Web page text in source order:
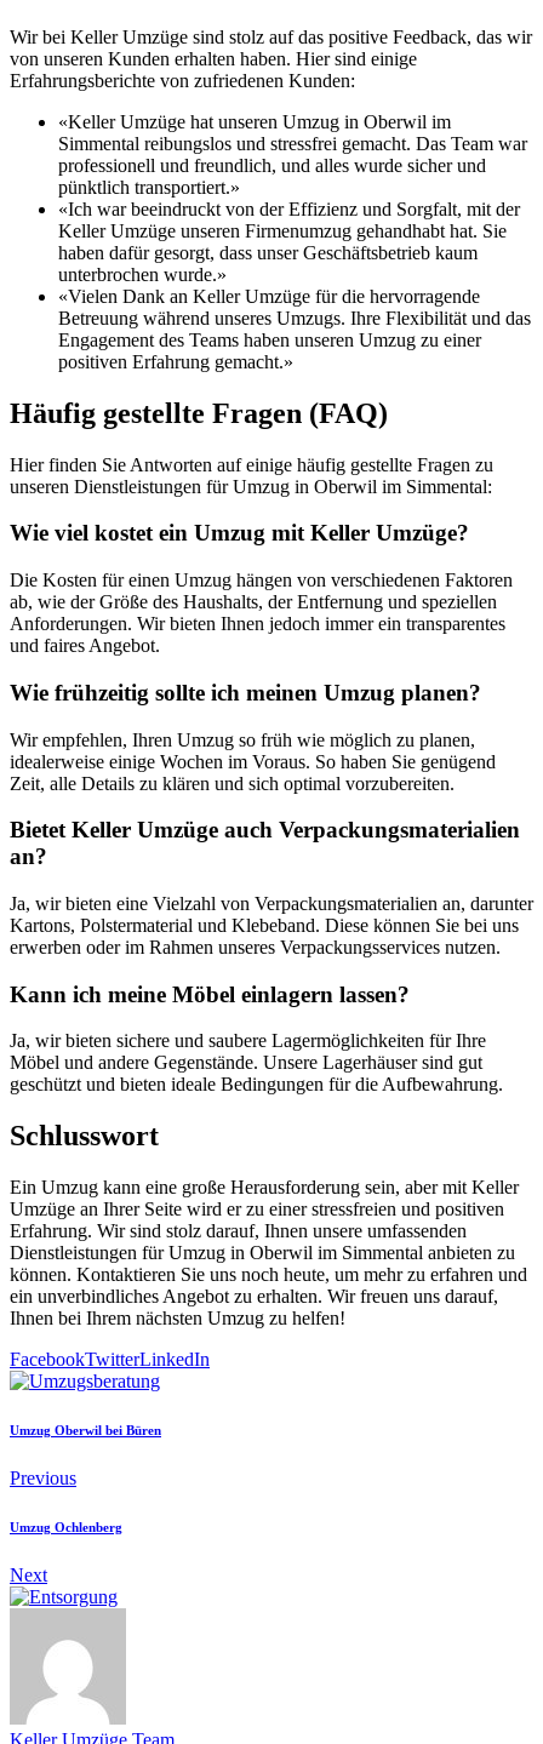
Wir bei Keller Umzüge sind stolz auf das positive Feedback, das wir
von unseren Kunden erhalten haben. Hier sind einige
Erfahrungsberichte von zufriedenen Kunden:
«Keller Umzüge hat unseren Umzug in Oberwil im
Simmental reibungslos und stressfrei gemacht. Das Team war
professionell und freundlich, und alles wurde sicher und
pünktlich transportiert.»
«Ich war beeindruckt von der Effizienz und Sorgfalt, mit der
Keller Umzüge unseren Firmenumzug gehandhabt hat. Sie
haben dafür gesorgt, dass unser Geschäftsbetrieb kaum
unterbrochen wurde.»
«Vielen Dank an Keller Umzüge für die hervorragende
Betreuung während unseres Umzugs. Ihre Flexibilität und das
Engagement des Teams haben unseren Umzug zu einer
positiven Erfahrung gemacht.»
Häufig gestellte Fragen (FAQ)
Hier finden Sie Antworten auf einige häufig gestellte Fragen zu
unseren Dienstleistungen für Umzug in Oberwil im Simmental:
Wie viel kostet ein Umzug mit Keller Umzüge?
Die Kosten für einen Umzug hängen von verschiedenen Faktoren
ab, wie der Größe des Haushalts, der Entfernung und speziellen
Anforderungen. Wir bieten Ihnen jedoch immer ein transparentes
und faires Angebot.
Wie frühzeitig sollte ich meinen Umzug planen?
Wir empfehlen, Ihren Umzug so früh wie möglich zu planen,
idealerweise einige Wochen im Voraus. So haben Sie genügend
Zeit, alle Details zu klären und sich optimal vorzubereiten.
Bietet Keller Umzüge auch Verpackungsmaterialien
an?
Ja, wir bieten eine Vielzahl von Verpackungsmaterialien an, darunter
Kartons, Polstermaterial und Klebeband. Diese können Sie bei uns
erwerben oder im Rahmen unseres Verpackungsservices nutzen.
Kann ich meine Möbel einlagern lassen?
Ja, wir bieten sichere und saubere Lagermöglichkeiten für Ihre
Möbel und andere Gegenstände. Unsere Lagerhäuser sind gut
geschützt und bieten ideale Bedingungen für die Aufbewahrung.
Schlusswort
Ein Umzug kann eine große Herausforderung sein, aber mit Keller
Umzüge an Ihrer Seite wird er zu einer stressfreien und positiven
Erfahrung. Wir sind stolz darauf, Ihnen unsere umfassenden
Dienstleistungen für Umzug in Oberwil im Simmental anbieten zu
können. Kontaktieren Sie uns noch heute, um mehr zu erfahren und
ein unverbindliches Angebot zu erhalten. Wir freuen uns darauf,
Ihnen bei Ihrem nächsten Umzug zu helfen!
FacebookTwitterLinkedIn
Umzug Oberwil bei Büren
Previous
Umzug Ochlenberg
Next